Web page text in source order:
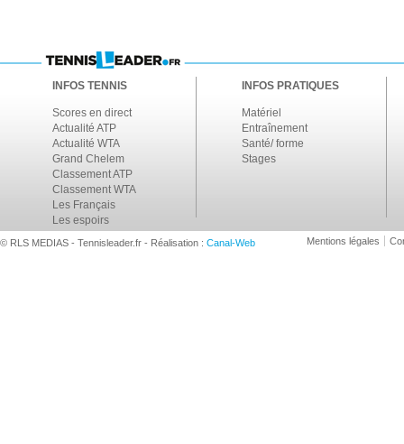
INFOS TENNIS
Scores en direct
Actualité ATP
Actualité WTA
Grand Chelem
Classement ATP
Classement WTA
Les Français
Les espoirs
INFOS PRATIQUES
Matériel
Entraînement
Santé/ forme
Stages
© RLS MEDIAS - Tennisleader.fr - Réalisation : Canal-Web Mentions légales